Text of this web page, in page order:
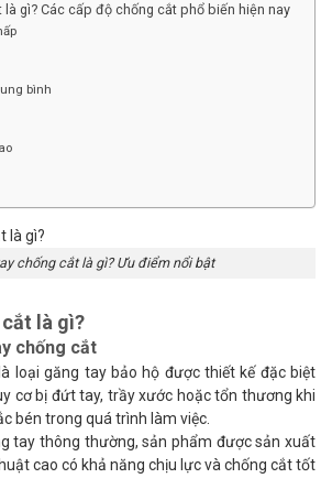
là gì? Các cấp độ chống cắt phổ biến hiện nay
bình
chống cắt là gì? Ưu điểm nổi bật
là gì?
chống cắt
loại găng tay bảo hộ được thiết kế đặc biệt
cơ bị đứt tay, trầy xước hoặc tổn thương khi
bén trong quá trình làm việc.
tay thông thường, sản phẩm được sản xuất
cao có khả năng chịu lực và chống cắt tốt